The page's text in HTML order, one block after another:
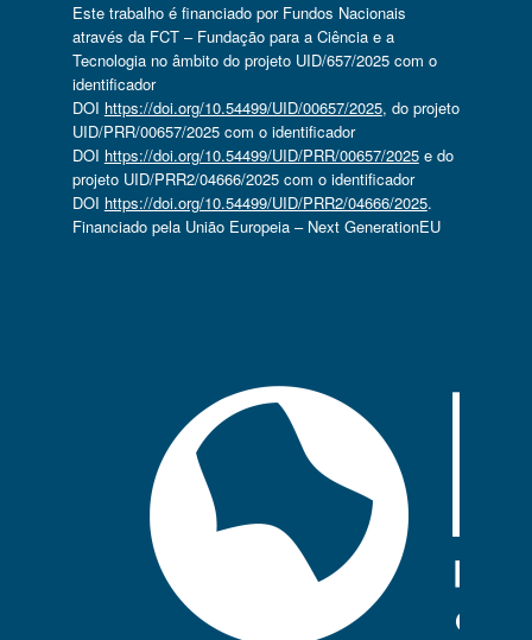
Este trabalho é financiado por Fundos Nacionais
através da FCT – Fundação para a Ciência e a
Tecnologia no âmbito do projeto UID/657/2025 com o
identificador
DOI https://doi.org/10.54499/UID/00657/2025, do projeto
UID/PRR/00657/2025 com o identificador
DOI https://doi.org/10.54499/UID/PRR/00657/2025e do
projeto UID/PRR2/04666/2025 com o identificador
DOI https://doi.org/10.54499/UID/PRR2/04666/2025.
Financiado pela União Europeia – Next GenerationEU